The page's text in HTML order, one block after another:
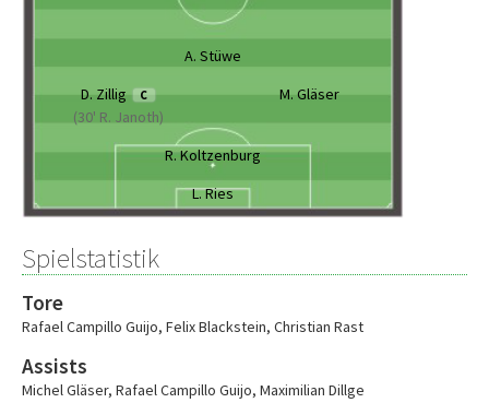
A. Stüwe
D. Zillig
C
(30' R. Janoth)
M. Gläser
R. Koltzenburg
L. Ries
Spielstatistik
Tore
Rafael Campillo Guijo, Felix Blackstein, Christian Rast
Assists
Michel Gläser, Rafael Campillo Guijo, Maximilian Dillge